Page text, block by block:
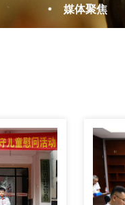
媒体聚焦